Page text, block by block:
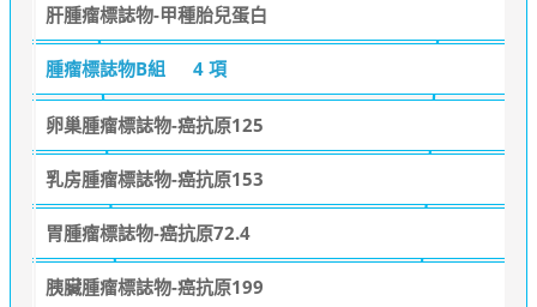
肝腫瘤標誌物-甲種胎兒蛋白
腫瘤標誌物B組 4 項
卵巢腫瘤標誌物-癌抗原125
乳房腫瘤標誌物-癌抗原153
胃腫瘤標誌物-癌抗原72.4
胰臟腫瘤標誌物-癌抗原199